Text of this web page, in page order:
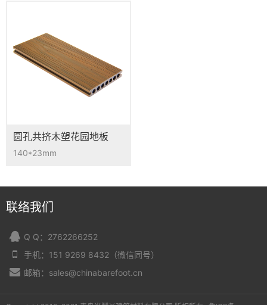
圆孔共挤木塑花园地板
CO-02D
140*23mm
联络我们
Q Q：2762266252
手机：151 9269 8432（微信同号）
邮箱：sales@chinabarefoot.cn